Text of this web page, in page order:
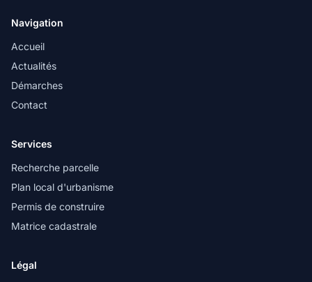
Navigation
Accueil
Actualités
Démarches
Contact
Services
Recherche parcelle
Plan local d'urbanisme
Permis de construire
Matrice cadastrale
Légal